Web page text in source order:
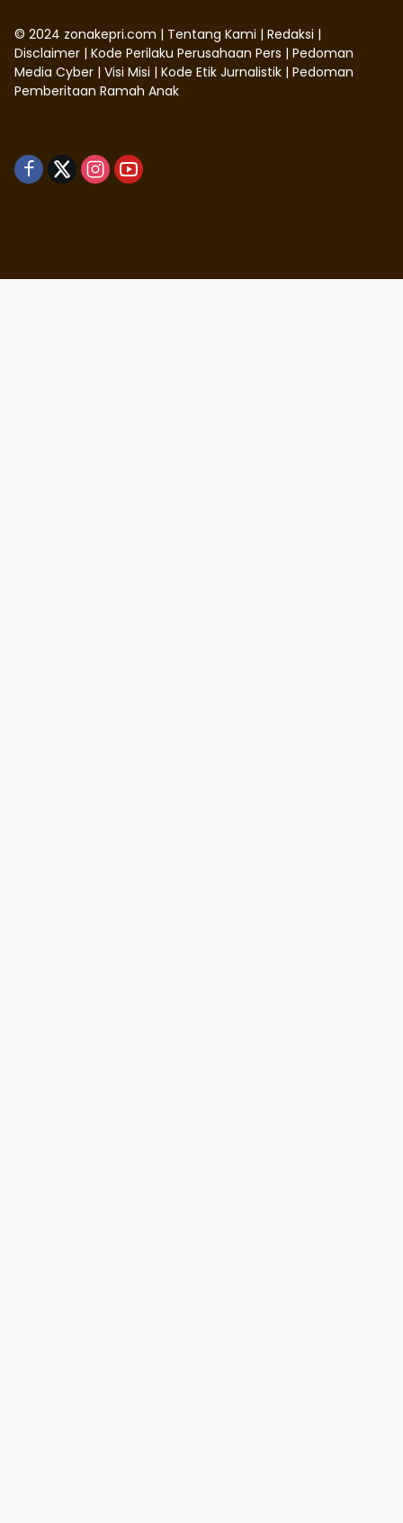
© 2024 zonakepri.com | Tentang Kami | Redaksi |
Disclaimer | Kode Perilaku Perusahaan Pers | Pedoman
Media Cyber | Visi Misi | Kode Etik Jurnalistik | Pedoman
Pemberitaan Ramah Anak